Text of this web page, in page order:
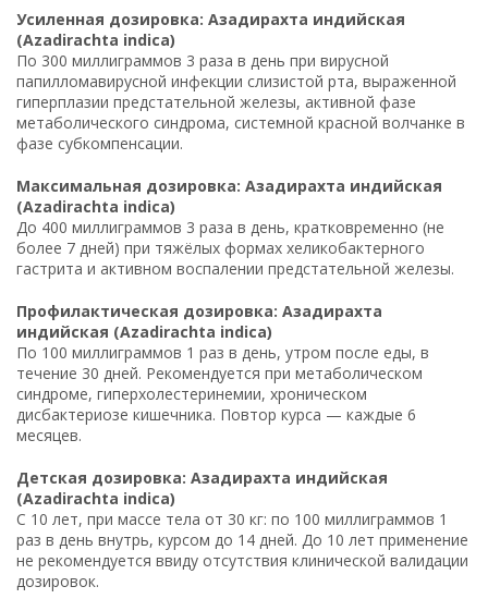
Усиленная дозировка: Азадирахта индийская
(Azadirachta indica)
По 300 миллиграммов 3 раза в день при вирусной
папилломавирусной инфекции слизистой рта, выраженной
гиперплазии предстательной железы, активной фазе
метаболического синдрома, системной красной волчанке в
фазе субкомпенсации.
Максимальная дозировка: Азадирахта индийская
(Azadirachta indica)
До 400 миллиграммов 3 раза в день, кратковременно (не
более 7 дней) при тяжёлых формах хеликобактерного
гастрита и активном воспалении предстательной железы.
Профилактическая дозировка: Азадирахта
индийская (Azadirachta indica)
По 100 миллиграммов 1 раз в день, утром после еды, в
течение 30 дней. Рекомендуется при метаболическом
синдроме, гиперхолестеринемии, хроническом
дисбактериозе кишечника. Повтор курса — каждые 6
месяцев.
Детская дозировка: Азадирахта индийская
(Azadirachta indica)
С 10 лет, при массе тела от 30 кг: по 100 миллиграммов 1
раз в день внутрь, курсом до 14 дней. До 10 лет применение
не рекомендуется ввиду отсутствия клинической валидации
дозировок.